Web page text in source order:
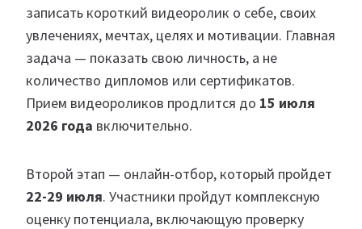
записать короткий видеоролик о себе, своих
увлечениях, мечтах, целях и мотивации. Главная
задача — показать свою личность, а не
количество дипломов или сертификатов.
Прием видеороликов продлится до 15 июля
2026 года включительно.
Второй этап — онлайн-отбор, который пройдет
22-29 июля. Участники пройдут комплексную
оценку потенциала, включающую проверку